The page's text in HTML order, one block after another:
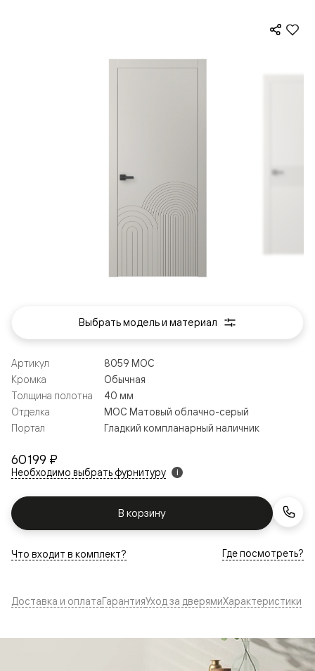
60 199 ₽
Необходимо выбрать фурнитуру i
В корзину
Артикул
8059 МОС
Кромка
Обычная
Толщина полотна
40 мм
Отделка
МОС Матовый облачно-серый
Портал
Гладкий компланарный наличник
Что входит в комплект? Где посмотреть?
Выбрать модель и материал
Доставка и оплатаГарантияУход за дверямиХарактеристики